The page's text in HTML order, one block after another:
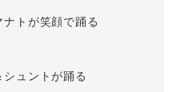
トが笑顔で踊る
ュントが踊る